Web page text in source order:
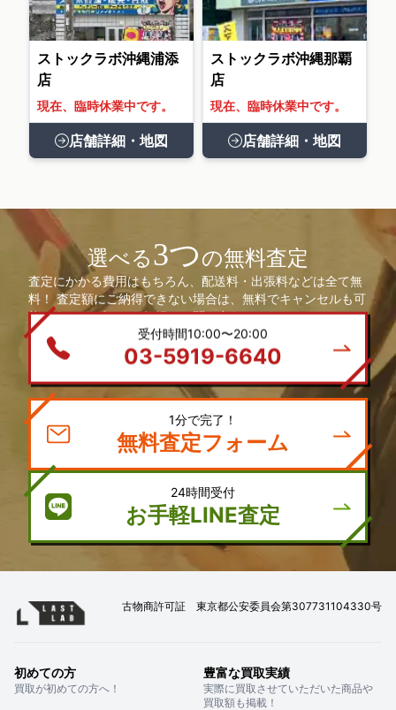
ストックラボ沖縄浦添
店
現在、臨時休業中です。
店舗詳細・地図
ストックラボ沖縄那覇
店
現在、臨時休業中です。
店舗詳細・地図
選べる3つの無料査定
査定にかかる費用はもちろん、配送料・出張料などは全て無
料！ 査定額にご納得できない場合は、無料でキャンセルも可
能です。 まずは、お気軽にお問い合わせください。
受付時間10:00〜20:00
03-5919-6640
1分で完了！
無料査定フォーム
24時間受付
お手軽LINE査定
古物商許可証 東京都公安委員会第307731104330号
初めての方
買取が初めての方へ！
豊富な買取実績
実際に買取させていただいた商品や
買取額も掲載！